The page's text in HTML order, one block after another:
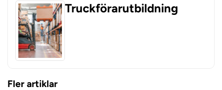
Truckförarutbildning
Fler artiklar